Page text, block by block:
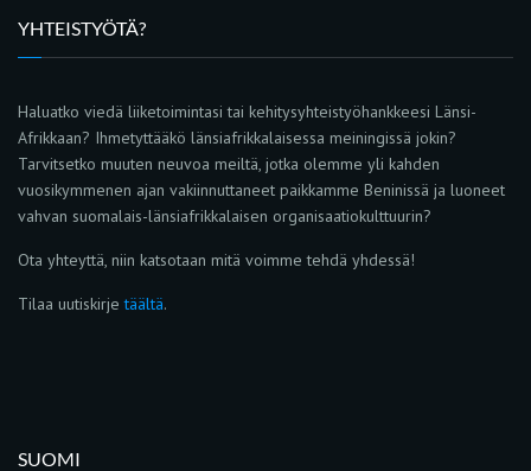
YHTEISTYÖTÄ?
Haluatko viedä liiketoimintasi tai kehitysyhteistyöhankkeesi Länsi-
Afrikkaan? Ihmetyttääkö länsiafrikkalaisessa meiningissä jokin?
Tarvitsetko muuten neuvoa meiltä, jotka olemme yli kahden
vuosikymmenen ajan vakiinnuttaneet paikkamme Beninissä ja luoneet
vahvan suomalais-länsiafrikkalaisen organisaatiokulttuurin?
Ota yhteyttä, niin katsotaan mitä voimme tehdä yhdessä!
Tilaa uutiskirjetäältä.
SUOMI